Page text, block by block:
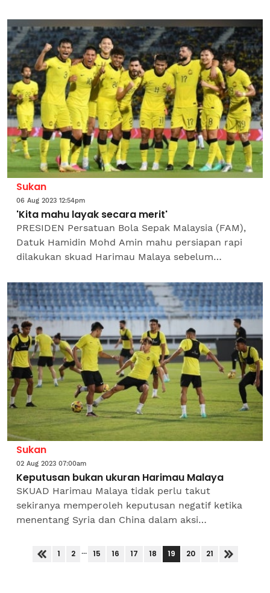
Pengendali Harimau Malaya,...
Sukan
06 Aug 2023 12:54pm
'Kita mahu layak secara merit'
PRESIDEN Persatuan Bola Sepak Malaysia (FAM),
Datuk Hamidin Mohd Amin mahu persiapan rapi
dilakukan skuad Harimau Malaya sebelum
2026/Piala Asia 2027...
Sukan
02 Aug 2023 07:00am
Keputusan bukan ukuran Harimau Malaya
SKUAD Harimau Malaya tidak perlu takut
sekiranya memperoleh keputusan negatif ketika
menentang Syria dan China dalam aksi
berpengalaman, Mohd Azraai khor...
1 2 ... 15 16 17 18 19 20 21